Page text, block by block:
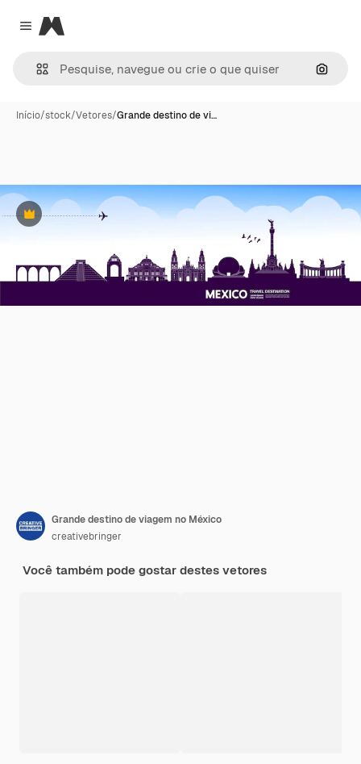
Close menu
Magnific
Início/stock/Vetores/Grande destino de vi…
Premium
Grande destino de viagem no México
creativebringer
Você também pode gostar destes vetores